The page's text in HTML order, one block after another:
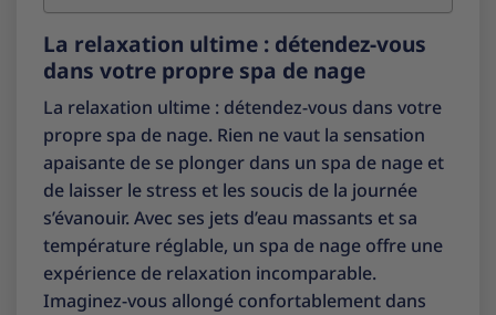
La relaxation ultime : détendez-vous
dans votre propre spa de nage
La relaxation ultime : détendez-vous dans votre
propre spa de nage. Rien ne vaut la sensation
apaisante de se plonger dans un spa de nage et
de laisser le stress et les soucis de la journée
s’évanouir. Avec ses jets d’eau massants et sa
température réglable, un spa de nage offre une
expérience de relaxation incomparable.
Imaginez-vous allongé confortablement dans